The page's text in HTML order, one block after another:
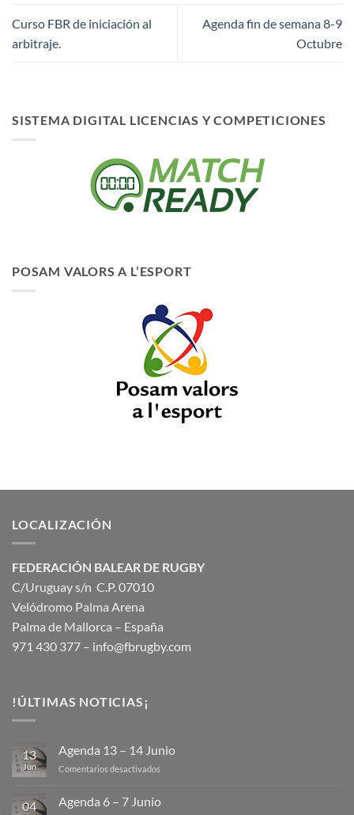
Curso FBR de iniciación al
arbitraje.
Agenda fin de semana 8-9
Octubre
SISTEMA DIGITAL LICENCIAS Y COMPETICIONES
POSAM VALORS A L’ESPORT
LOCALIZACIÓN
FEDERACIÓN BALEAR DE RUGBY
C/Uruguay s/n C.P. 07010
Velódromo Palma Arena
Palma de Mallorca – España
971 430 377 – info@fbrugby.com
!ÚLTIMAS NOTICIAS¡
13
Jun
Agenda 13 – 14 Junio
Comentarios desactivados
–
04 Agenda 6 – 7 Junio